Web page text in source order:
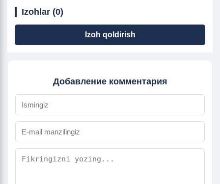
Izohlar (0)
Izoh qoldirish
Добавление комментария